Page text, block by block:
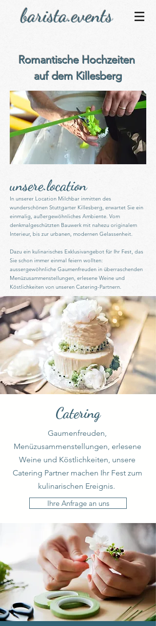
barista.events
Romantische Hochzeiten
auf dem Killesberg
unsere.location
In unserer Location Milchbar inmitten des
wunderschönen Stuttgarter Killesberg, erwartet Sie ein
einmalig, außergewöhnliches Ambiente. Vom
denkmalgeschützten Bauwerk mit nahezu originalem
Interieur, bis zur urbanen, modernen Gelassenheit.
Dazu ein kulinarisches Exklusivangebot für Ihr Fest, das
Sie schon immer einmal feiern wollten:
aussergewöhnliche Gaumenfreuden in überraschenden
Menüzusammenstellungen, erlesene Weine und
Köstlichkeiten von unseren Catering-Partnern.
Catering
Gaumenfreuden,
Menüzusammenstellungen, erlesene
Weine und Köstlichkeiten, unsere
Catering Partner machen Ihr Fest zum
kulinarischen Ereignis.
Ihre Anfrage an uns